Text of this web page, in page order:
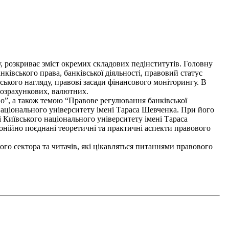
зміст окремих складових педінститутів. Головну
права, банківської діяльності, правовий статус
нагляду, правові засади фінансового моніторингу. В
валютних.
а також темою “Правове регулювання банківської
університету імені Тараса Шевченка. При його
національного університету імені Тараса
поєднані теоретичні та практичні аспекти правового
сектора та читачів, які цікавляться питаннями правового